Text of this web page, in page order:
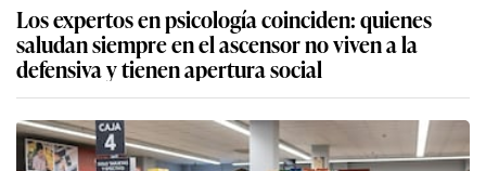
Los expertos en psicología coinciden: quienes
saludan siempre en el ascensor no viven a la
defensiva y tienen apertura social